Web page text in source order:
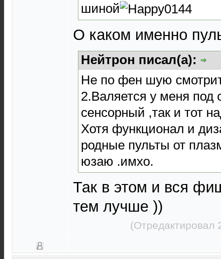
шиной
О каком именно
Нейтрон писал(а):
Не по фен шую
2.Валяется у меня под
сенсорный ,так и тот
Хотя функционал и
родные пульты от
юзаю .имхо.
Так в этом и вся
тем лучше ))